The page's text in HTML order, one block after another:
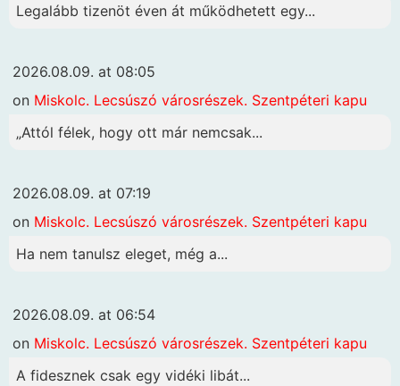
Legalább tizenöt éven át működhetett egy...
2026.08.09. at 08:05
on Miskolc. Lecsúszó városrészek. Szentpéteri kapu
„Attól félek, hogy ott már nemcsak...
2026.08.09. at 07:19
on Miskolc. Lecsúszó városrészek. Szentpéteri kapu
Ha nem tanulsz eleget, még a...
2026.08.09. at 06:54
on Miskolc. Lecsúszó városrészek. Szentpéteri kapu
A fidesznek csak egy vidéki libát...